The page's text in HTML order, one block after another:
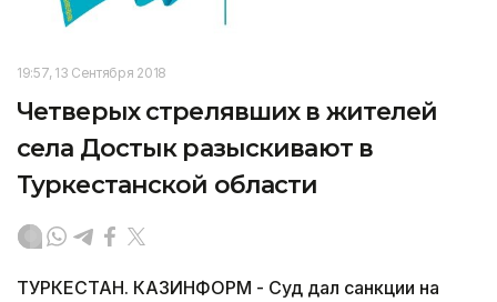
19:57, 13 Сентября 2018
Четверых стрелявших в жителей
села Достык разыскивают в
Туркестанской области
ТУРКЕСТАН. КАЗИНФОРМ - Суд дал санкции на